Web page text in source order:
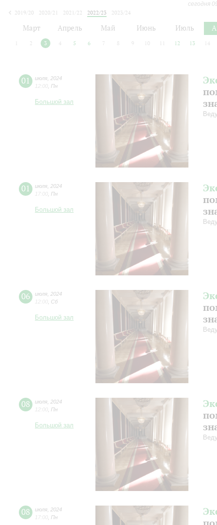
сегодня
2019/20
2020/21 2021/22 2022/23
2023/24
Март Апрель Май Июнь Июль
2 3 4 5 6 7 8 9 10 12 13 14
01 июля 2024
12:00 Пн
Большой зал
01 июля 2024
17:00 Пн
Большой зал
06 июля 2024
12:00 Сб
Большой зал
08 июля 2024
12:00 Пн
Большой зал
08 июля 2024
17:00 Пн